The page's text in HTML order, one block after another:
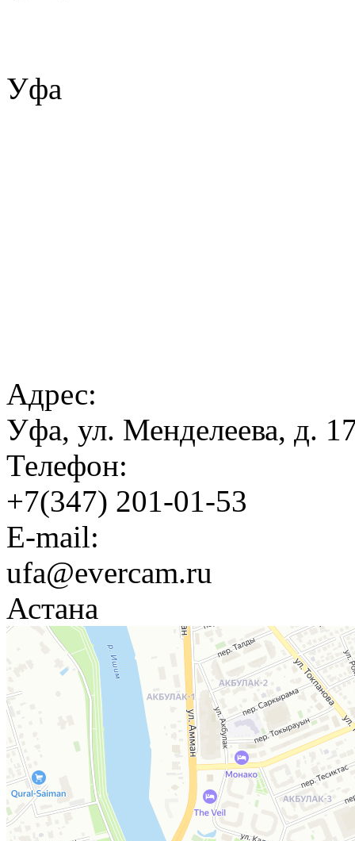
Уфа
Адрес:
Уфа, ул. Менделеева, д.
Телефон:
+7(347) 201-01-53
E-mail:
ufa@evercam.ru
Астана